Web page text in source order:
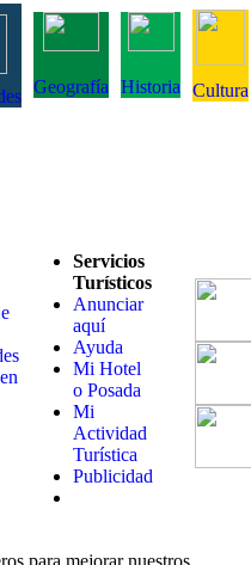
Geografía Historia Cultura
Servicios
Turísticos
Anunciar
aquí
Ayuda
Mi Hotel
o Posada
Mi
Actividad
Turística
Publicidad
para mejorar nuestros